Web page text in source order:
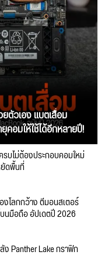
ตัวเอง แบตเสื่อม
คอมให้ใช้ได้อีกหลายปี!
บไม่ต้องประกอบคอมใหม่
ดพื้นที่
งโลกกว้าง ตีมอนสเตอร์
มือถือ อัปเดตปี 2026
ง Panther Lake กราฟิก